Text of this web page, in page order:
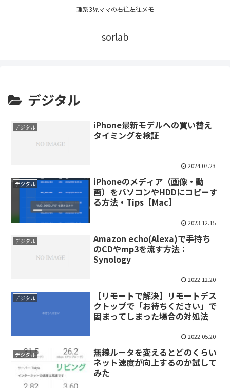
理系3児ママの右往左往メモ
sorlab
デジタル
デジタル
iPhone最新モデルへの買い替え
タイミングを検証
2024.07.23
デジタル
iPhoneのメディア（画像・動
画）をパソコンやHDDにコピーす
る方法・Tips【Mac】
2023.12.15
デジタル
Amazon echo(Alexa)で手持ち
のCDやmp3を流す方法：
Synology
2022.12.20
デジタル
【リモートで解決】リモートデス
クトップで「お待ちください」で
固まってしまった場合の対処法
2022.05.20
デジタル
無線ルータを変えるとどのくらい
ネット速度が向上するのか試して
みた